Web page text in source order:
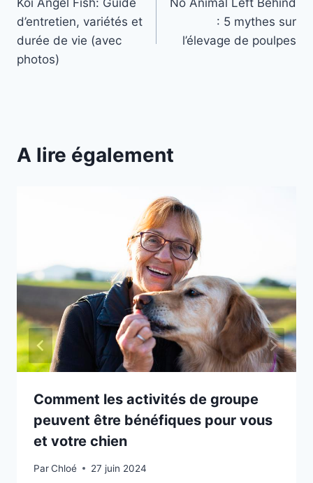
de
l’article
d’entretien, variétés et
durée de vie (avec
photos)
: 5 mythes sur
l’élevage de poulpes
A lire également
Comment les activités de groupe
peuvent être bénéfiques pour vous
et votre chien
ParChloé 27 juin 2024